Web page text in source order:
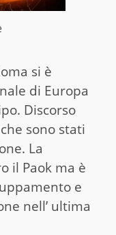
si è
di Europa
Discorso
sono stati
La
il Paok ma è
e
nell’ ultima